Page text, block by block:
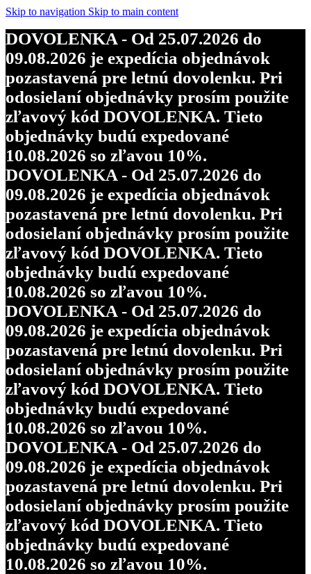
Skip to navigation Skip to main content
DOVOLENKA - Od 25.07.2026 do
09.08.2026 je expedícia objednávok
pozastavená pre letnú dovolenku. Pri
odosielaní objednávky prosím použite
zľavový kód DOVOLENKA. Tieto
objednávky budú expedované
10.08.2026 so zľavou 10%.
DOVOLENKA - Od 25.07.2026 do
09.08.2026 je expedícia objednávok
pozastavená pre letnú dovolenku. Pri
odosielaní objednávky prosím použite
zľavový kód DOVOLENKA. Tieto
objednávky budú expedované
10.08.2026 so zľavou 10%.
DOVOLENKA - Od 25.07.2026 do
09.08.2026 je expedícia objednávok
pozastavená pre letnú dovolenku. Pri
odosielaní objednávky prosím použite
zľavový kód DOVOLENKA. Tieto
objednávky budú expedované
10.08.2026 so zľavou 10%.
DOVOLENKA - Od 25.07.2026 do
09.08.2026 je expedícia objednávok
pozastavená pre letnú dovolenku. Pri
odosielaní objednávky prosím použite
zľavový kód DOVOLENKA. Tieto
objednávky budú expedované
10.08.2026 so zľavou 10%.